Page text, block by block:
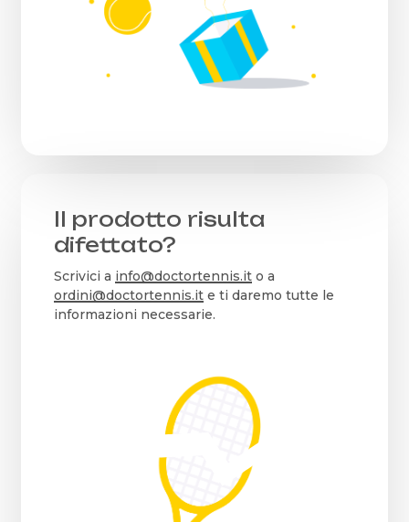
Il prodotto risulta
difettato?
Scrivici a info@doctortennis.ito a
ordini@doctortennis.ite ti daremo tutte le
informazioni necessarie.